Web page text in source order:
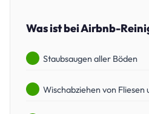
Was ist bei Airbnb-
Staubsaugen aller Böden
Wischabziehen von Fliesen